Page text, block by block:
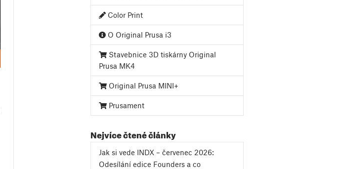
Color Print
O Original Prusa i3
Stavebnice 3D tiskárny Original
Prusa MK4
Original Prusa MINI+
Prusament
Nejvíce čtené články
Jak si vede INDX – červenec 2026:
Odesílání edice Founders a co